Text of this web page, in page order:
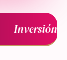
Inversión★